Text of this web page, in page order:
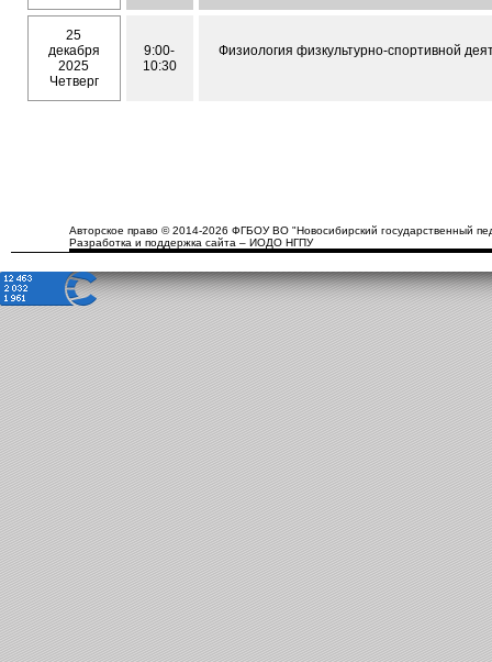
25
декабря
2025
Четверг
9:00-
10:30
Физиология физкультурно-спортивной
Авторское право © 2014-2026 ФГБОУ ВО "Новосибирский государственный
Разработка и поддержка сайта – ИОДО НГПУ